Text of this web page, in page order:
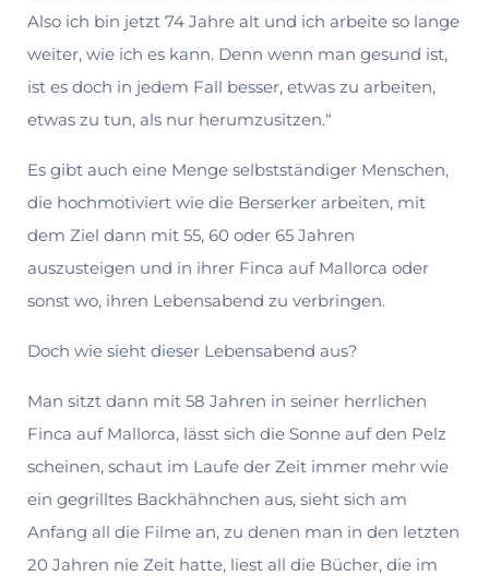
Also ich bin jetzt 74 Jahre alt und ich arbeite so lange
weiter, wie ich es kann. Denn wenn man gesund ist,
ist es doch in jedem Fall besser, etwas zu arbei­ten,
etwas zu tun, als nur herumzusitzen.“
Es gibt auch eine Menge selbstständiger Menschen,
die hochmotiviert wie die Berserker arbeiten, mit
dem Ziel dann mit 55, 60 oder 65 Jahren
auszusteigen und in ihrer Finca auf Mallorca oder
sonst wo, ihren Lebensabend zu verbringen.
Doch wie sieht dieser Lebensabend aus?
Man sitzt dann mit 58 Jahren in seiner herrlichen
Finca auf Mallorca, lässt sich die Sonne auf den Pelz
scheinen, schaut im Laufe der Zeit immer mehr wie
ein gegrilltes Backhähnchen aus, sieht sich am
Anfang all die Filme an, zu denen man in den letzten
20 Jahren nie Zeit hatte, liest all die Bücher, die im